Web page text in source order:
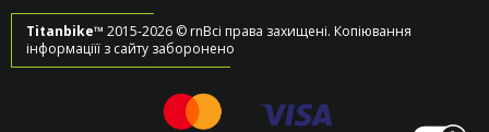
Titanbike™ 2015-2026 © rnВсі права захищені. Копіювання
інформаціїї з сайту заборонено